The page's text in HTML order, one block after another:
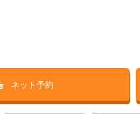
ネット予約